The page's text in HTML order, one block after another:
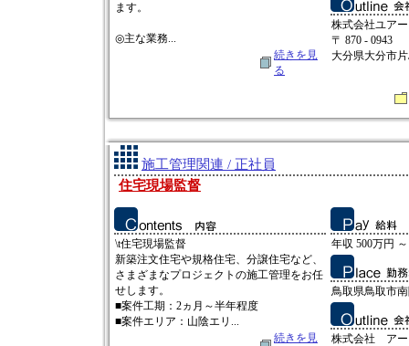
ます。
◎主な業務...
続きを見
る
株式会社ユア
〒 870 - 0943
大分県大分市
施工管理関連 / 正社員
住宅現場監督
\t住宅現場監督
新築注文住宅や規格住宅、分譲住宅など、
さまざまなプロジェクトの施工管理をお任
せします。
■案件工期：2ヵ月～半年程度
■案件エリア：山陰エリ...
続きを見
年収 500万円
鳥取県鳥取市
株式会社 アー